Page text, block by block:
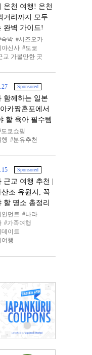
온천 여행! 온천
거리까지 모두
완벽 가이드!
숙박
시즈오카
야신사
도쿄
교 가볼만한 곳
Sponsored
함께하는 일본
카짱혼포에서
할 육아 필수템
도쿄쇼핑
행
분유추천
Sponsored
근교 여행 추천 |
산조 유원지, 꼭
할 명소 총정리
먼트
나라
가족여행
데이트
여행